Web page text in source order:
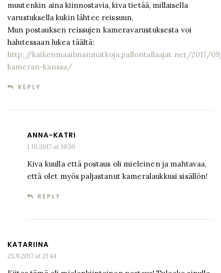
muutenkin aina kiinnostavia, kiva tietää, millaisella
varustuksella kukin lähtee reissuun.
Mun postauksen reissujen kameravarustuksesta voi
halutessaan lukea täältä:
http://kaikenmaailmanmatkoja.pallontallaajat.net/2017/
kameran-kanssa/
REPLY
ANNA-KATRI
1.10.2017 at 19:50
Kiva kuulla että postaus oli mieleinen ja mahtavaa,
että olet myös paljastanut kameralaukkusi sisällön!
REPLY
KATARIINA
25.9.2017 at 21:44